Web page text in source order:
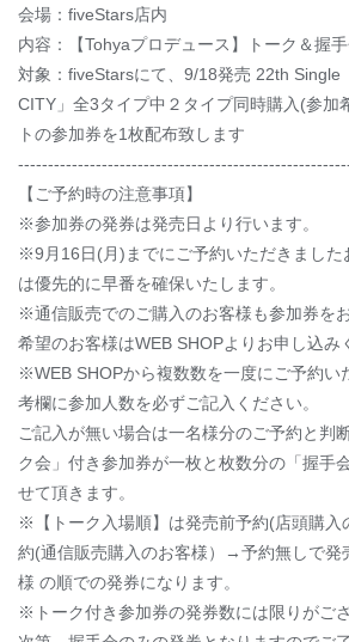
会場：fiveStars店内
内容：【Tohyaプロデュース】トーク＆握
対象：fiveStarsにて、9/18発売 22th Single
CITY」全3タイプ中２タイプ同時購入(参加
トの参加券を1枚配布致します
【ご予約時の注意事項】
※参加券の発券は発売日より行います。
※9月16日(月)までにご予約いただきました
は優先的に早番を確保いたします。
※通信販売でのご購入のお客様も参加券を
希望のお客様はWEB SHOPよりお申し込み
※WEB SHOPから複数数を一度にご予約い
考欄に参加人数を必ずご記入ください。
ご記入が無い場合は一名様分のご予約と判
ク会」付き参加券が一枚と枚数分の「握手
せて頂きます。
※【トーク入場順】は発売前予約(店頭購
約(通信販売購入のお客様）→予約無しで発
様 の順での発券になります。
※トーク付き参加券の発券数には限りがご